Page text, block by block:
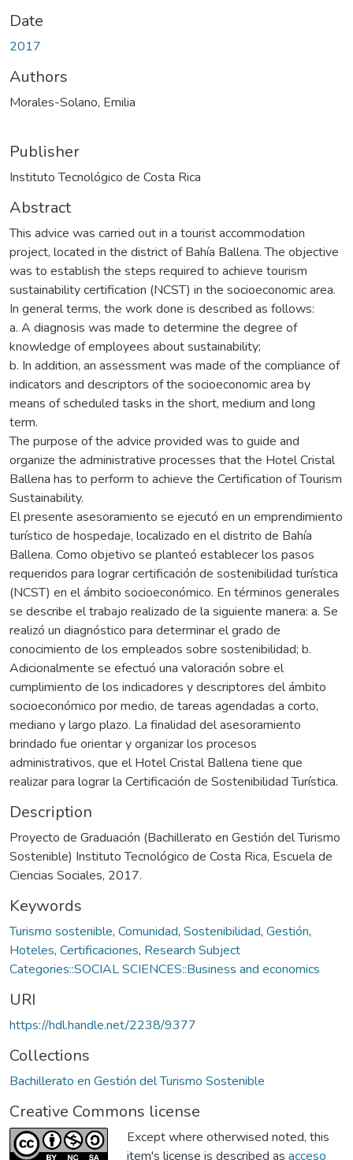
Date
2017
Authors
Morales-Solano, Emilia
Publisher
Instituto Tecnológico de Costa Rica
Abstract
This advice was carried out in a tourist accommodation
project, located in the district of Bahía Ballena. The objective
was to establish the steps required to achieve tourism
sustainability certification (NCST) in the socioeconomic area.
In general terms, the work done is described as follows:
a. A diagnosis was made to determine the degree of
knowledge of employees about sustainability;
b. In addition, an assessment was made of the compliance of
indicators and descriptors of the socioeconomic area by
means of scheduled tasks in the short, medium and long
term.
The purpose of the advice provided was to guide and
organize the administrative processes that the Hotel Cristal
Ballena has to perform to achieve the Certification of Tourism
Sustainability.
El presente asesoramiento se ejecutó en un emprendimiento
turístico de hospedaje, localizado en el distrito de Bahía
Ballena. Como objetivo se planteó establecer los pasos
requeridos para lograr certificación de sostenibilidad turística
(NCST) en el ámbito socioeconómico. En términos generales
se describe el trabajo realizado de la siguiente manera: a. Se
realizó un diagnóstico para determinar el grado de
conocimiento de los empleados sobre sostenibilidad; b.
Adicionalmente se efectuó una valoración sobre el
cumplimiento de los indicadores y descriptores del ámbito
socioeconómico por medio, de tareas agendadas a corto,
mediano y largo plazo. La finalidad del asesoramiento
brindado fue orientar y organizar los procesos
administrativos, que el Hotel Cristal Ballena tiene que
realizar para lograr la Certificación de Sostenibilidad Turística.
Description
Proyecto de Graduación (Bachillerato en Gestión del Turismo
Sostenible) Instituto Tecnológico de Costa Rica, Escuela de
Ciencias Sociales, 2017.
Keywords
Turismo sostenible, Comunidad, Sostenibilidad, Gestión,
Hoteles, Certificaciones, Research Subject
Categories::SOCIAL SCIENCES::Business and economics
URI
https://hdl.handle.net/2238/9377
Collections
Bachillerato en Gestión del Turismo Sostenible
Creative Commons license
Except where otherwised noted, this
item's license is described as acceso